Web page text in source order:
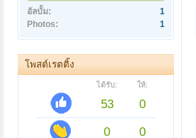
อัลบั้ม:
1
Photos:
1
โพสต์เรตติ้ง
ได้รับ: ให้:
53
0
0
0